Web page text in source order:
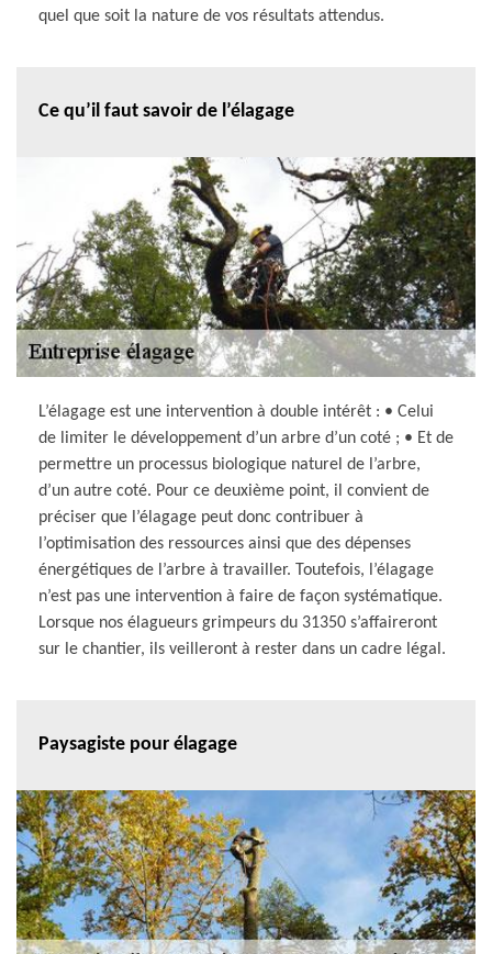
quel que soit la nature de vos résultats attendus.
Ce qu’il faut savoir de l’élagage
L’élagage est une intervention à double intérêt : • Celui
de limiter le développement d’un arbre d’un coté ; • Et de
permettre un processus biologique naturel de l’arbre,
d’un autre coté. Pour ce deuxième point, il convient de
préciser que l’élagage peut donc contribuer à
l’optimisation des ressources ainsi que des dépenses
énergétiques de l’arbre à travailler. Toutefois, l’élagage
n’est pas une intervention à faire de façon systématique.
Lorsque nos élagueurs grimpeurs du 31350 s’affaireront
sur le chantier, ils veilleront à rester dans un cadre légal.
Paysagiste pour élagage